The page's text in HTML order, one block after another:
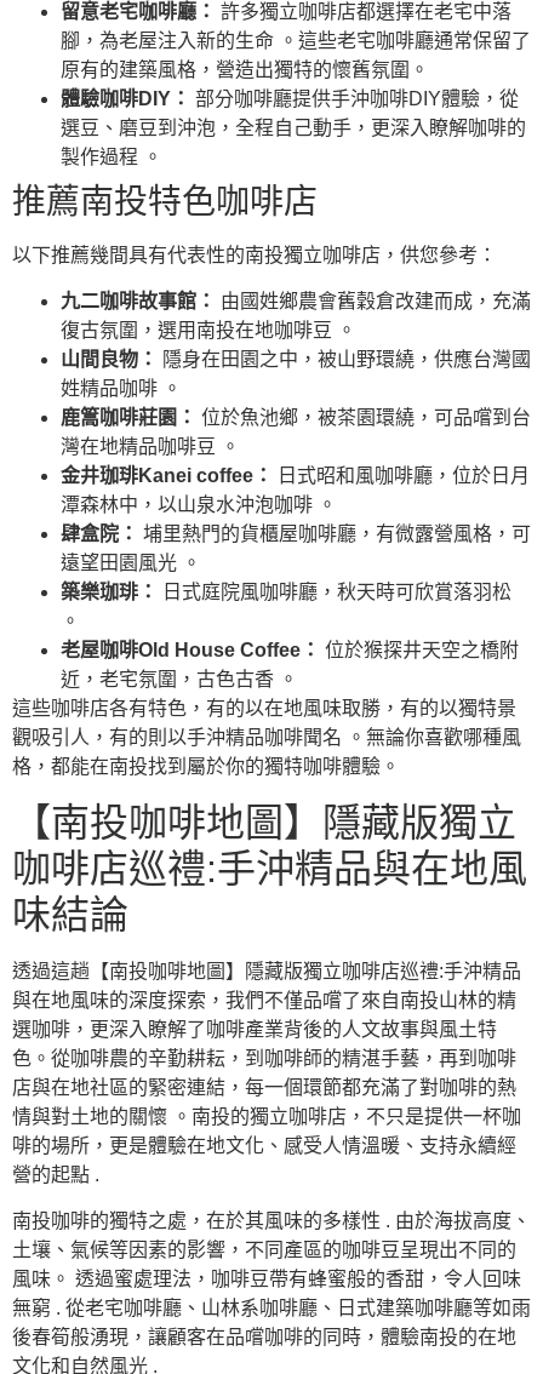
留意老宅咖啡廳： 許多獨立咖啡店都選擇在老宅中落
腳，為老屋注入新的生命 。這些老宅咖啡廳通常保留了
原有的建築風格，營造出獨特的懷舊氛圍。
體驗咖啡DIY： 部分咖啡廳提供手沖咖啡DIY體驗，從
選豆、磨豆到沖泡，全程自己動手，更深入瞭解咖啡的
製作過程 。
推薦南投特色咖啡店
以下推薦幾間具有代表性的南投獨立咖啡店，供您參考：
九二咖啡故事館：
由國姓鄉農會舊穀倉改建而成，充滿
復古氛圍，選用南投在地咖啡豆 。
山間良物：
隱身在田園之中，被山野環繞，供應台灣國
姓精品咖啡 。
鹿篙咖啡莊園： 位於魚池鄉，被茶園環繞，可品嚐到台
灣在地精品咖啡豆 。
金井珈琲Kanei coffee：
日式昭和風咖啡廳，位於日月
潭森林中，以山泉水沖泡咖啡 。
肆盒院： 埔里熱門的貨櫃屋咖啡廳，有微露營風格，可
遠望田園風光 。
築樂珈琲：
日式庭院風咖啡廳，秋天時可欣賞落羽松
。
老屋咖啡Old House Coffee： 位於猴探井天空之橋附
近，老宅氛圍，古色古香 。
這些咖啡店各有特色，有的以在地風味取勝，有的以獨特景
觀吸引人，有的則以手沖精品咖啡聞名 。無論你喜歡哪種風
格，都能在南投找到屬於你的獨特咖啡體驗。
【南投咖啡地圖】隱藏版獨立
咖啡店巡禮:手沖精品與在地風
味結論
透過這趟【南投咖啡地圖】隱藏版獨立咖啡店巡禮:手沖精品
與在地風味的深度探索，我們不僅品嚐了來自南投山林的精
選咖啡，更深入瞭解了咖啡產業背後的人文故事與風土特
色。從咖啡農的辛勤耕耘，到咖啡師的精湛手藝，再到咖啡
店與在地社區的緊密連結，每一個環節都充滿了對咖啡的熱
情與對土地的關懷 。南投的獨立咖啡店，不只是提供一杯咖
啡的場所，更是體驗在地文化、感受人情溫暖、支持永續經
營的起點 .
南投咖啡的獨特之處，在於其風味的多樣性 . 由於海拔高度、
土壤、氣候等因素的影響，不同產區的咖啡豆呈現出不同的
風味。 透過蜜處理法，咖啡豆帶有蜂蜜般的香甜，令人回味
無窮 . 從老宅咖啡廳、山林系咖啡廳、日式建築咖啡廳等如雨
後春筍般湧現，讓顧客在品嚐咖啡的同時，體驗南投的在地
文化和自然風光 .